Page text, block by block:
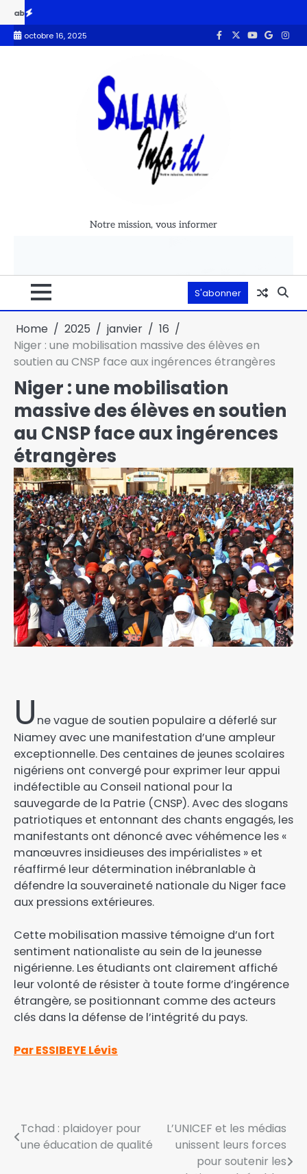
obtient le soutien de la Banque mondiale
octobre 16, 2025
Notre mission, vous informer
S'abonner
Home 2025 janvier
16
Niger : une mobilisation massive des élèves en
soutien au CNSP face aux ingérences étrangères
Niger : une mobilisation
massive des élèves en soutien
au CNSP face aux ingérences
étrangères
U ne vague de soutien populaire a déferlé sur
Niamey avec une manifestation d’une ampleur
exceptionnelle. Des centaines de jeunes scolaires
nigériens ont convergé pour exprimer leur appui
indéfectible au Conseil national pour la
sauvegarde de la Patrie (CNSP). Avec des slogans
patriotiques et entonnant des chants engagés, les
manifestants ont dénoncé avec véhémence les «
manœuvres insidieuses des impérialistes » et
réaffirmé leur détermination inébranlable à
défendre la souveraineté nationale du Niger face
aux pressions extérieures.
Cette mobilisation massive témoigne d’un fort
sentiment nationaliste au sein de la jeunesse
nigérienne. Les étudiants ont clairement affiché
leur volonté de résister à toute forme d’ingérence
étrangère, se positionnant comme des acteurs
clés dans la défense de l’intégrité du pays.
Par ESSIBEYE Lévis
Tchad : plaidoyer pour
une éducation de qualité
L’UNICEF et les médias
unissent leurs forces
pour soutenir les